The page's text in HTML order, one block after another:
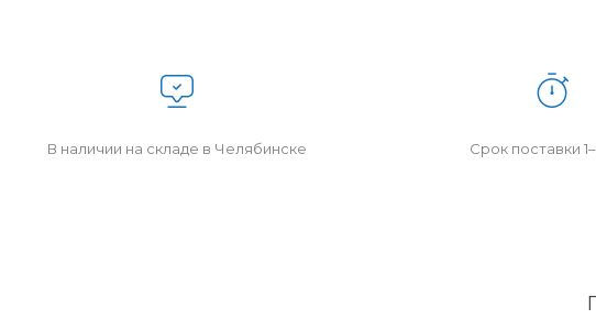
В наличии на складе в Челябинске Срок поставки